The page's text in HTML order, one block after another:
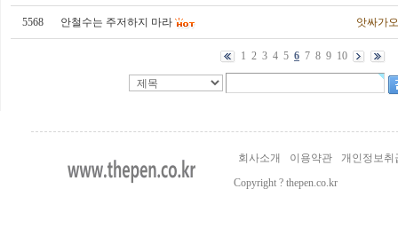
5568 안철수는 주저하지 마라 앗싸가
1 2 3 4 5 6 7 8 9 10
회사소개 이용약관
개인정보취
Copyright ? thepen.co.kr